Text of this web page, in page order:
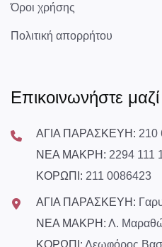
Όροι χρήσης
Πολιτική απορρήτου
Επικοινωνήστε
ΑΓΙΑ ΠΑΡΑΣΚΕΥΗ: 210
ΝΕΑ ΜΑΚΡΗ: 2294 111
ΚΟΡΩΠΙ: 211 0086423
ΑΓΙΑ ΠΑΡΑΣΚΕΥΗ:
ΝΕΑ ΜΑΚΡΗ: Λ.